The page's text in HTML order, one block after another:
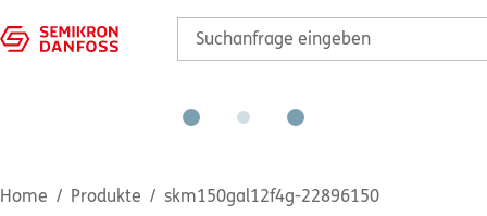
Home Produkte skm150gal12f4g-22896150